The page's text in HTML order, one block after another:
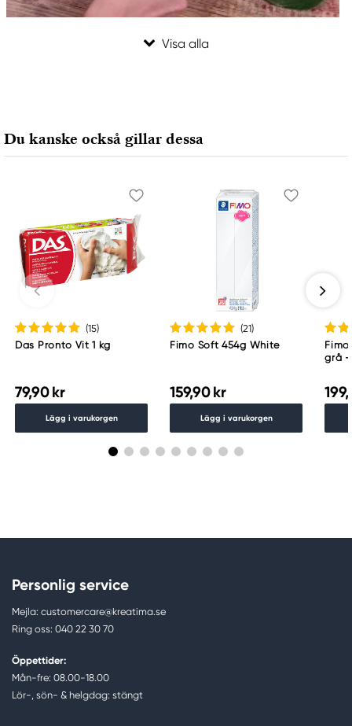
Du kanske också gillar dessa
(15)
Das Pronto Vit 1 kg
79,90 kr
Lägg i varukorgen
(21)
Fimo Soft 454g White
159,90 kr
Lägg i varukorgen
grå
Personlig service
Mejla: customercare@kreatima.se
Ring oss: 040 22 30 70
Öppettider:
Mån-fre: 08.00-18.00
Lör-, sön- & helgdag: stängt